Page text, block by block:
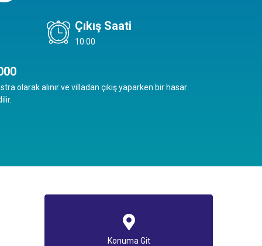
Çıkış Saati
10:00
olarak alınır ve villadan çıkış yaparken bir hasar
Konuma Git